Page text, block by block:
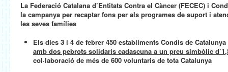
La Federació Catalana d’Entitats Contra el Càncer (FECEC) i
la campanya per recaptar fons per als programes de suport i
les seves famílies
Els dies 3 i 4 de febrer 450 establiments Condis de
amb dos pebrots solidaris cadascuna a un preu simbòlic
col·laboració de més de 600 voluntaris de tota Catalunya